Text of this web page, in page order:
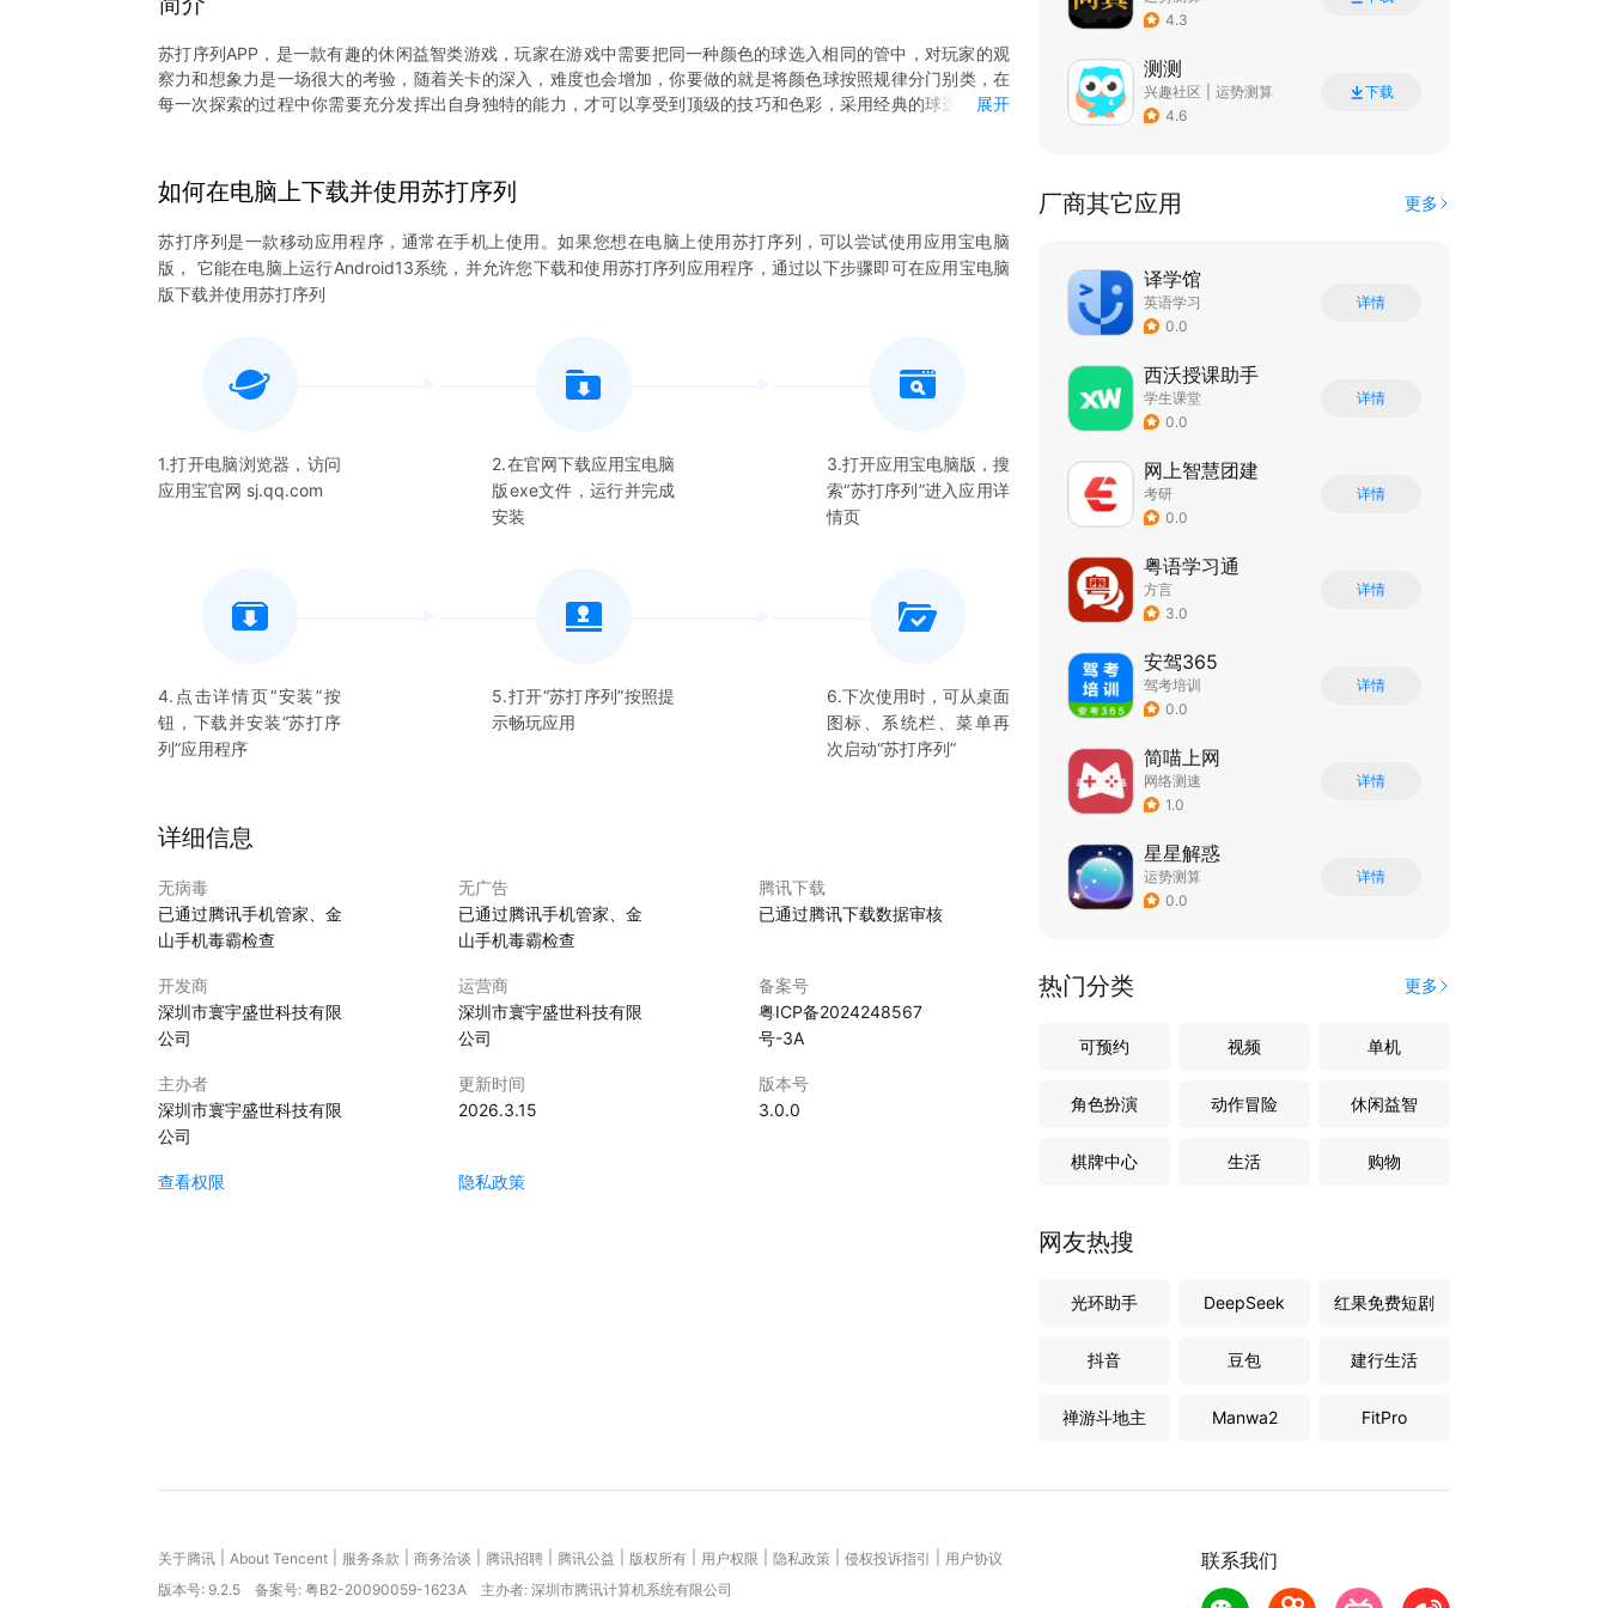
苏打序列APP，是一款有趣的休闲益智类游戏，玩家在游戏中需要把同一种颜色的球选入相同的管中，对玩家的观
察力和想象力是一场很大的考验，随着关卡的深入，难度也会增加，你要做的就是将颜色球按照规律分门别类，在
每一次探索的过程中你需要充分发挥出自身独特的能力，才可以享受到顶级的技巧和色彩，采用经典的球选入玩法
不同的经典关卡等待你的挑战，每一次完成不同的挑战就会有不一样的成就感哦，无聊的时候非常的适合打发时
间，快来下载试试吧。
展开
如何在电脑上下载并使用苏打序列
苏打序列是一款移动应用程序，通常在手机上使用。如果您想在电脑上使用苏打序列 ，可以尝试使用应用宝电脑
版， 它能在电脑上运行Android13系统，并允许您下载和使用苏打序列应用程序，通过以下步骤即可在应用宝电脑
版下载并使用苏打序列
1.打开电脑浏览器，访问
应用宝官网 sj.qq.com
2.在官网下载应用宝电脑
版exe文件，运行并完成
安装
3.打开应用宝电脑版，搜
索“苏打序列”进入应用详
情页
4.点击详情页“安装”按
钮，下载并安装“苏打序
列”应用程序
5.打开“苏打序列”按照提
示畅玩应用
6.下次使用时，可从桌面
图标、系统栏、菜单再
次启动“苏打序列”
详细信息
无病毒
已通过腾讯手机管家、金
山手机毒霸检查
无广告
已通过腾讯手机管家、金
山手机毒霸检查
腾讯下载
已通过腾讯下载数据审核
开发商
深圳市寰宇盛世科技有限
公司
运营商
深圳市寰宇盛世科技有限
公司
备案号
粤ICP备2024248567
号-3A
主办者
深圳市寰宇盛世科技有限
公司
更新时间
2026.3.15
版本号
3.0.0
查看权限 隐私政策
4.3
测测
兴趣社区
运势测算
4.6
下载
厂商其它应用 更多
译学馆
英语学习
0.0
详情
西沃授课助手
学生课堂
0.0
详情
网上智慧团建
考研
0.0
详情
粤语学习通
方言
3.0
详情
安驾365
驾考培训
0.0
详情
简喵上网
网络测速
1.0
详情
星星解惑
运势测算
0.0
详情
热门分类 更多
可预约 视频 单机
角色扮演 动作冒险 休闲益智
棋牌中心 生活 购物
网友热搜
光环助手 DeepSeek 红果免费短剧
抖音 豆包 建行生活
禅游斗地主 Manwa2 FitPro
联系我们
关于腾讯 About Tencent 服务条款 商务洽谈 腾讯招聘 腾讯公益 版权所有 用户权限 隐私政策 侵权投诉指引
用户协议
版本号: 9.2.5 备案号: 粤B2-20090059-1623A 主办者: 深圳市腾讯计算机系统有限公司